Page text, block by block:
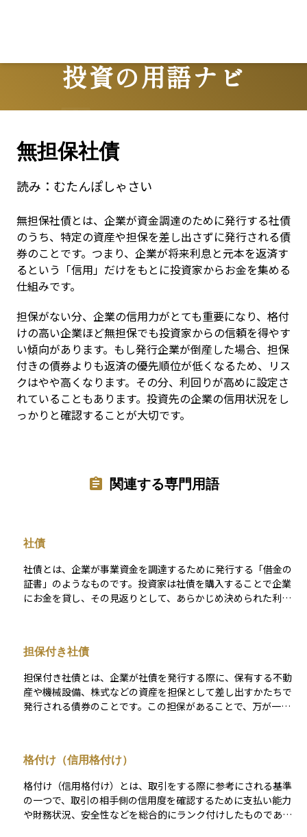
投資の用語ナビ
Terms
無担保社債
読み： むたんぽしゃさい
無担保社債とは、企業が資金調達のために発行する社債
のうち、特定の資産や担保を差し出さずに発行される債
券のことです。つまり、企業が将来利息と元本を返済す
るという「信用」だけをもとに投資家からお金を集める
仕組みです。
担保がない分、企業の信用力がとても重要になり、格付
けの高い企業ほど無担保でも投資家からの信頼を得やす
い傾向があります。もし発行企業が倒産した場合、担保
付きの債券よりも返済の優先順位が低くなるため、リス
クはやや高くなります。その分、利回りが高めに設定さ
れていることもあります。投資先の企業の信用状況をし
っかりと確認することが大切です。
関連する専門用語
社債
社債とは、企業が事業資金を調達するために発行する「借金の
証書」のようなものです。投資家は社債を購入することで企業
にお金を貸し、その見返りとして、あらかじめ決められた利息
方法であり、企業にとっては柔軟かつ効率的な資金調達手段で
す。 投資家にとって社債の魅力は、株式に比べて価格の変動が
小さく、定期的な利息収入が得られる点にあります。一方で、
発行体である企業が経営破綻した場合、元本が戻らないリスク
があるため、信用格付けや業績などを十分に確認することが重
ラスのひとつです。
担保付き社債
担保付き社債とは、企業が社債を発行する際に、保有する不動
産や機械設備、株式などの資産を担保として差し出すかたちで
発行される債券のことです。この担保があることで、万が一企
較的信用力の低い企業でも資金調達がしやすくなる特徴があり
ます。一方で、担保の内容や価値が将来も保証されるとは限ら
ないため、投資する際には担保の種類や評価額も確認すること
が大切です。
格付け（信用格付け）
格付け（信用格付け）とは、取引をする際に参考にされる基準
の一つで、取引の相手側の信用度を確認するために支払い能力
や財務状況、安全性などを総合的にランク付けしたものであ